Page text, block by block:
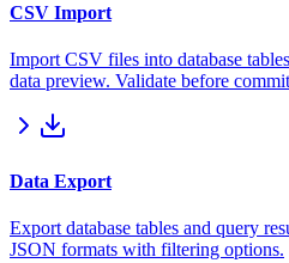
CSV Import
Import CSV files into database
data preview. Validate before
Data Export
Export database tables and query
JSON formats with filtering options.